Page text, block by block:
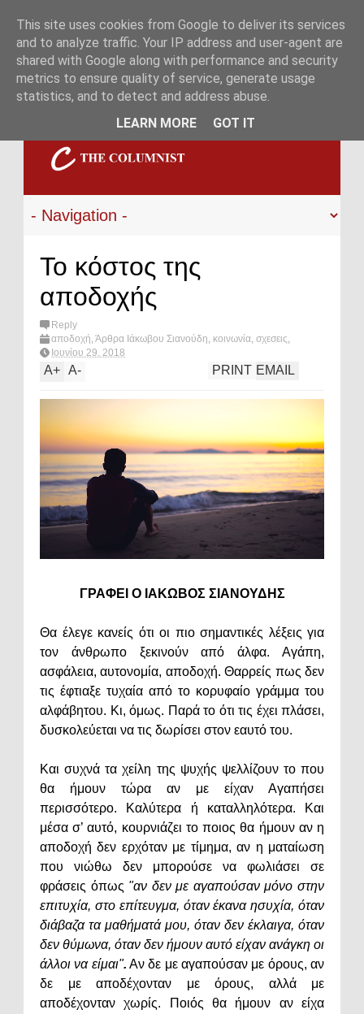
Το κόστος της
αποδοχής
Reply
αποδοχή,Άρθρα Ιάκωβου Σιανούδη, κοινωνία, σχεσεις,
ψυχολογία Guest Editors
Ιουνίου 29, 2018
A+ A- EMAIL
PRINT
ΓΡΑΦΕΙ Ο ΙΑΚΩΒΟΣ ΣΙΑΝΟΥΔΗΣ
Θα έλεγε κανείς ότι οι πιο σημαντικές λέξεις για
τον άνθρωπο ξεκινούν από άλφα. Αγάπη,
ασφάλεια, αυτονομία, αποδοχή. Θαρρείς πως δεν
τις έφτιαξε τυχαία από το κορυφαίο γράμμα του
αλφάβητου. Κι, όμως. Παρά το ότι τις έχει πλάσει,
δυσκολεύεται να τις δωρίσει στον εαυτό του.
Και συχνά τα χείλη της ψυχής ψελλίζουν το που
θα ήμουν τώρα αν με είχαν Αγαπήσει
περισσότερο. Καλύτερα ή καταλληλότερα. Και
μέσα σ’ αυτό, κουρνιάζει το ποιος θα ήμουν αν η
αποδοχή δεν ερχόταν με τίμημα, αν η ματαίωση
που νιώθω δεν μπορούσε να φωλιάσει σε
φράσεις όπως "αν δεν με αγαπούσαν μόνο στην
επιτυχία, στο επίτευγμα, όταν έκανα ησυχία, όταν
διάβαζα τα μαθήματά μου, όταν δεν έκλαιγα, όταν
δεν θύμωνα, όταν δεν ήμουν αυτό είχαν ανάγκη οι
άλλοι να είμαι". Αν δε με αγαπούσαν με όρους, αν
δε με αποδέχονταν με όρους, αλλά με
αποδέχονταν χωρίς. Ποιός θα ήμουν αν είχα
This site uses cookies from Google to deliver its services
and to analyze traffic. Your IP address and user-agent are
shared with Google along with performance and security
metrics to ensure quality of service, generate usage
statistics, and to detect and address abuse.
LEARN MORE
GOT IT